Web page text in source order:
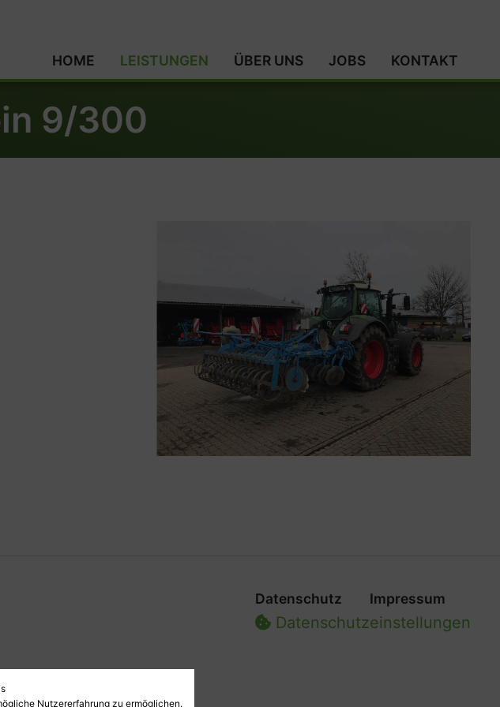
HOME LEISTUNGEN ÜBER UNS JOBS KONTAKT
9/300
Datenschutz Impressum
Datenschutz­einstellungen
Nutzererfahrung zu ermöglichen.